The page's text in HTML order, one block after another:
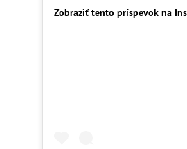
Zobraziť tento príspevok na